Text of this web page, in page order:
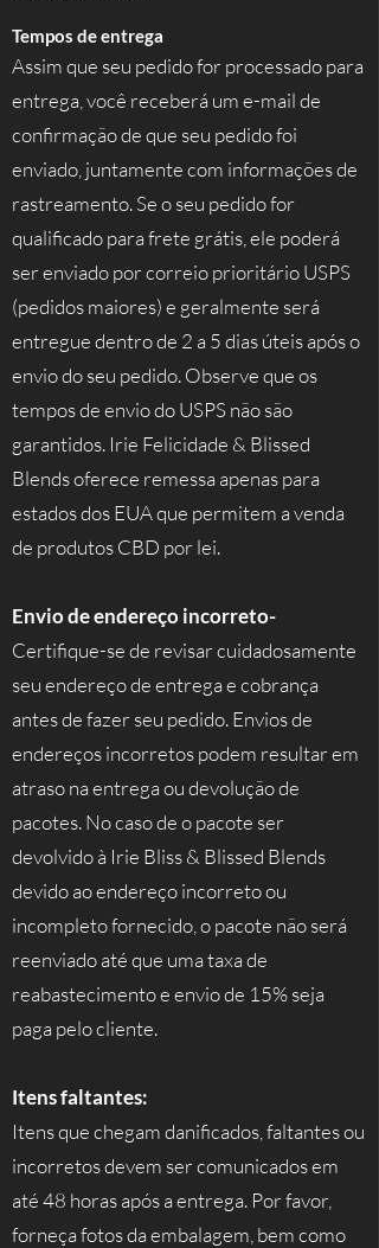
Tempos de entrega
Assim que seu pedido for processado para
entrega, você receberá um e-mail de
confirmação de que seu pedido foi
enviado, juntamente com informações de
rastreamento. Se o seu pedido for
qualificado para frete grátis, ele poderá
ser enviado por correio prioritário USPS
(pedidos maiores) e geralmente será
entregue dentro de 2 a 5 dias úteis após o
envio do seu pedido. Observe que os
tempos de envio do USPS não são
garantidos. Irie Felicidade & Blissed
Blends oferece remessa apenas para
estados dos EUA que permitem a venda
de produtos CBD por lei.
Envio de endereço incorreto-
Certifique-se de revisar cuidadosamente
seu endereço de entrega e cobrança
antes de fazer seu pedido. Envios de
endereços incorretos podem resultar em
atraso na entrega ou devolução de
pacotes. No caso de o pacote ser
devolvido à Irie Bliss & Blissed Blends
devido ao endereço incorreto ou
incompleto fornecido, o pacote não será
reenviado até que uma taxa de
reabastecimento e envio de 15% seja
paga pelo cliente.
Itens faltantes:
Itens que chegam danificados, faltantes ou
incorretos devem ser comunicados em
até 48 horas após a entrega. Por favor,
forneça fotos da embalagem, bem como